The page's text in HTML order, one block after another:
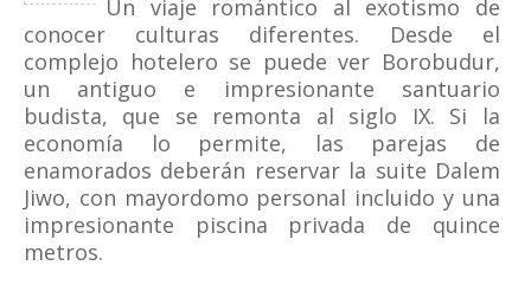
Un viaje romántico al exotismo de
conocer culturas diferentes. Desde el
complejo hotelero se puede ver Borobudur,
un antiguo e impresionante santuario
budista, que se remonta al siglo IX. Si la
economía lo permite, las parejas de
enamorados deberán reservar la suite Dalem
Jiwo, con mayordomo personal incluido y una
impresionante piscina privada de quince
metros.